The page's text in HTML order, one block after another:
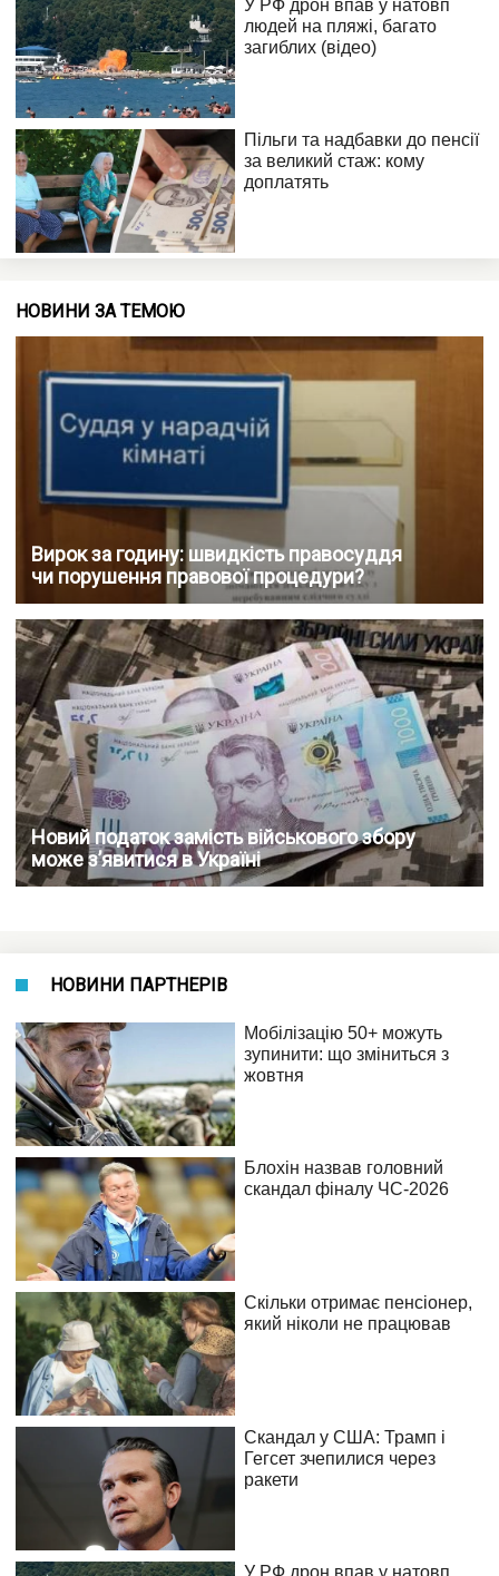
НОВИНИ ЗА ТЕМОЮ
Вирок за годину: швидкість правосуддя
чи порушення правової процедури?
Новий податок замість військового збору
може з’явитися в Україні
НОВИНИ ПАРТНЕРІВ